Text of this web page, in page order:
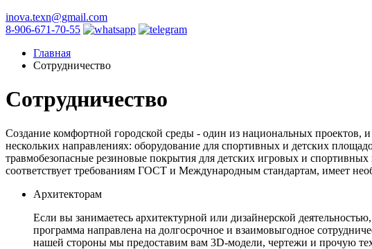
inova.texn@gmail.com
8-906-671-70-55
Главная
Сотрудничество
Сотрудничество
Создание комфортной городской среды - один из национальных проектов,
нескольких направлениях: оборудование для спортивных и детских
травмобезопасные резиновые покрытия для детских игровых и
соответствует требованиям ГОСТ и Международным стандартам, имеет
Архитекторам
Если вы занимаетесь архитектурной или дизайнерской
программа направлена на долгосрочное и взаимовыгодное
нашей стороны мы предоставим вам 3D‑модели, чертежи и прочую